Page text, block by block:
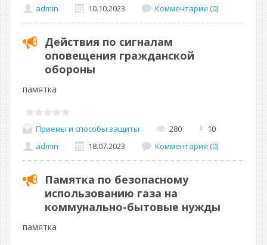
admin
10.10.2023 Комментарии (0)
Действия по сигналам
оповещения гражданской
обороны
памятка
Приемы и способы защиты 280
10
admin
18.07.2023 Комментарии (0)
Памятка по безопасному
использованию газа на
коммунально-бытовые нужды
памятка